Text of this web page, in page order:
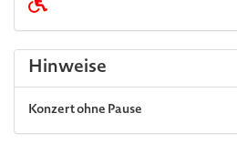
Hinweise
Konzert ohne Pause